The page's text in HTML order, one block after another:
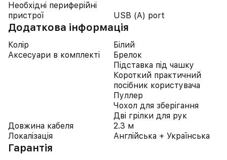
Необхідні периферійні
пристрої
USB (A) port
Додаткова інформація
Колір
Білий
Аксесуари в комплекті
Брелок
Підставка під чашку
Короткий практичний
посібник користувача
Пуллер
Чохол для зберігання
Дві грілки для рук
Довжина кабеля
2.3 м
Локалізація
Англійська + Українська
Гарантія